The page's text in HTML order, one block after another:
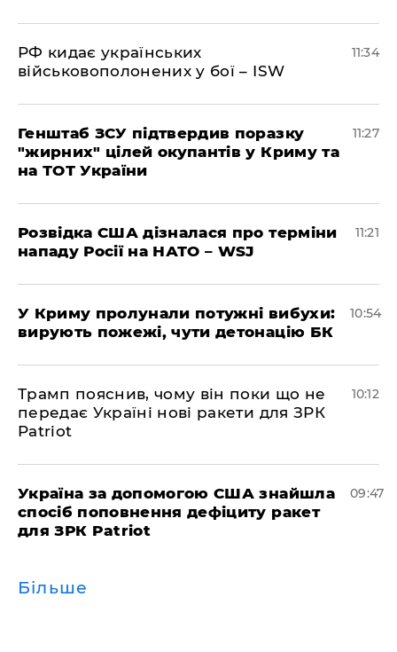
РФ кидає українських
військовополонених у бої – ISW
11:34
Генштаб ЗСУ підтвердив поразку
"жирних" цілей окупантів у Криму та
на ТОТ України
11:27
Розвідка США дізналася про терміни
нападу Росії на НАТО – WSJ
11:21
У Криму пролунали потужні вибухи:
вирують пожежі, чути детонацію БК
10:54
Трамп пояснив, чому він поки що не
передає Україні нові ракети для ЗРК
Patriot
10:12
Україна за допомогою США знайшла
спосіб поповнення дефіциту ракет
для ЗРК Patriot
09:47
Більше